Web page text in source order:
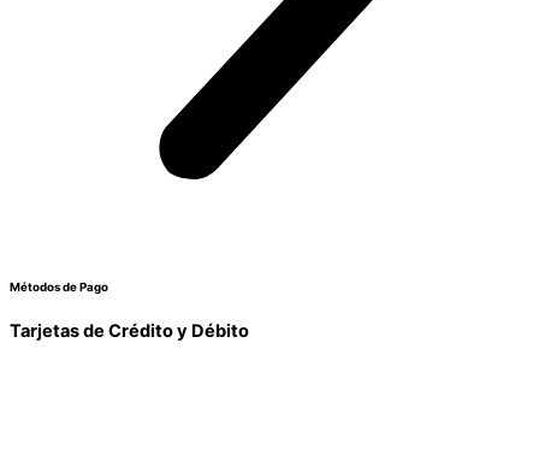
Métodos de Pago
Tarjetas de Crédito y Débito